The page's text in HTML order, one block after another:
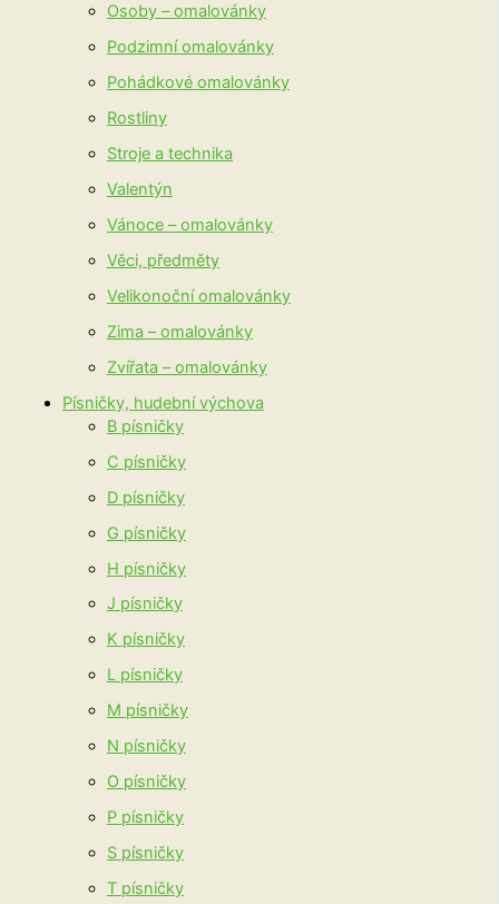
Osoby – omalovánky
Podzimní omalovánky
Pohádkové omalovánky
Rostliny
Stroje a technika
Valentýn
Vánoce – omalovánky
Věci, předměty
Velikonoční omalovánky
Zima – omalovánky
Zvířata – omalovánky
Písničky, hudební výchova
B písničky
C písničky
D písničky
G písničky
H písničky
J písničky
K písničky
L písničky
M písničky
N písničky
O písničky
P písničky
S písničky
T písničky